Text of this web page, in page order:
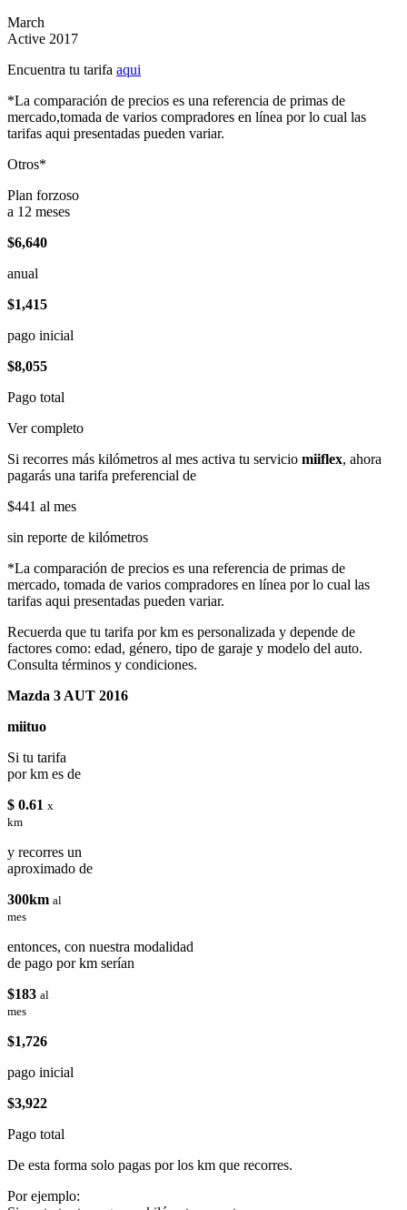
March
Active 2017
Encuentra tu tarifa aqui
*La comparación de precios es una referencia de primas de
mercado,tomada de varios compradores en línea por lo cual las
tarifas aqui presentadas pueden variar.
Otros*
Plan forzoso
a 12 meses
$6,640
anual
$1,415
pago inicial
$8,055
Pago total
Ver completo
Si recorres más kilómetros al mes activa tu servicio miiflex, ahora
pagarás una tarifa preferencial de
$441 al mes
sin reporte de kilómetros
*La comparación de precios es una referencia de primas de
mercado, tomada de varios compradores en línea por lo cual las
tarifas aqui presentadas pueden variar.
Recuerda que tu tarifa por km es personalizada y depende de
factores como: edad, género, tipo de garaje y modelo del auto.
Consulta términos y condiciones.
Mazda 3 AUT 2016
miituo
Si tu tarifa
por km es de
$ 0.61 x
km
y recorres un
aproximado de
300km al
mes
entonces, con nuestra modalidad
de pago por km serían
$183 al
mes
$1,726
pago inicial
$3,922
Pago total
De esta forma solo pagas por los km que recorres.
Por ejemplo: